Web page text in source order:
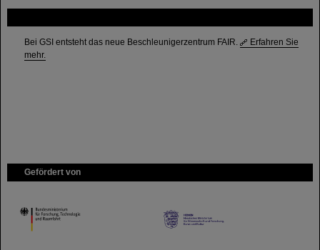
Bei GSI entsteht das neue Beschleunigerzentrum FAIR.
Erfahren Sie
mehr.
Gefördert von
HMWK